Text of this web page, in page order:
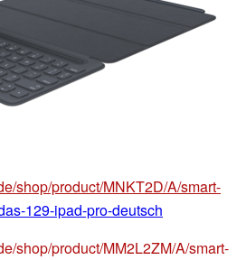
shop/product/MNKT2D/A/smart-
129-ipad-pro-deutsch
shop/product/MM2L2ZM/A/smart-